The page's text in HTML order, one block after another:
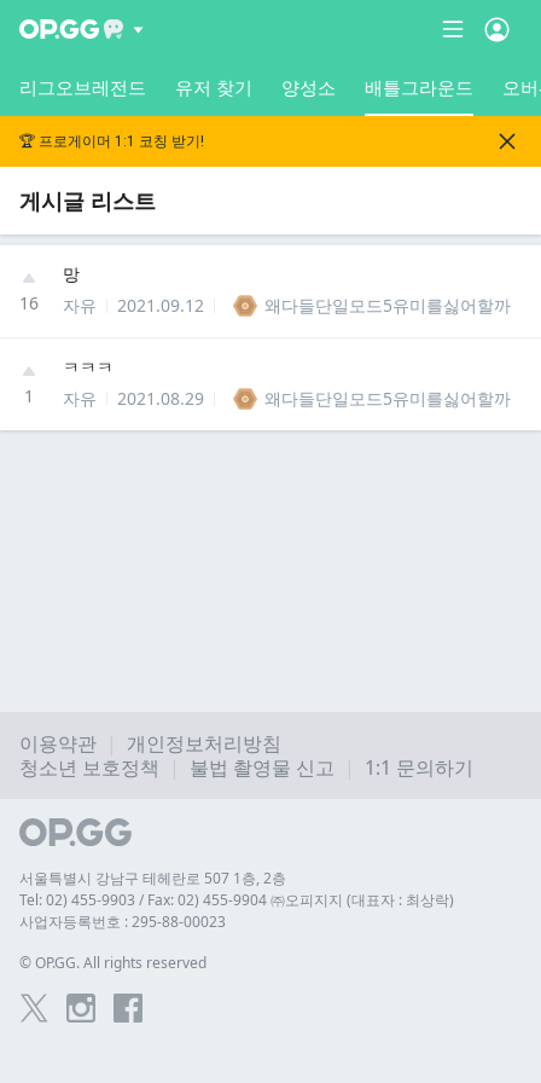
리그오브레전드 유저 찾기 양성소 배틀그라운드 오
🏆 프로게이머 1:1 코칭 받기!
게시글 리스트
16
망
자유
2021.09.12 왜다들단일모드5유미를싫어할까
1
ㅋㅋㅋ
자유
2021.08.29 왜다들단일모드5유미를싫어할까
이용약관
개인정보처리방침
청소년 보호정책
불법 촬영물 신고 1:1 문의하기
서울특별시 강남구 테헤란로 507 1층, 2층
Tel: 02) 455-9903 / Fax: 02) 455-9904 ㈜오피지지 (대표자 : 최상락)
사업자등록번호 : 295-88-00023
© OP.GG. All rights reserved